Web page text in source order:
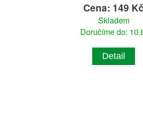
Cena: 149 Kč
Skladem
Doručíme do:
Detail